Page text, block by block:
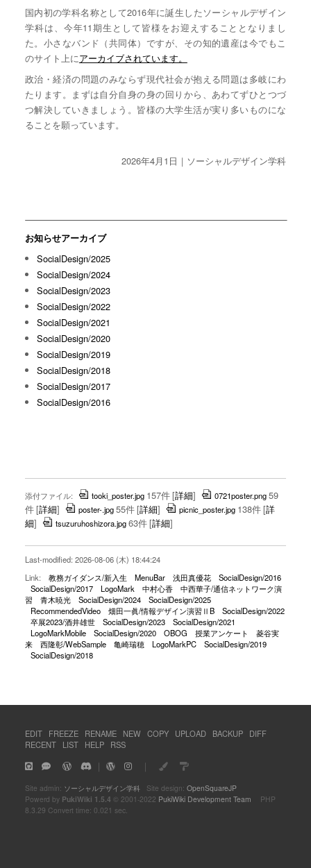
国内初の学科名称として2016年に誕生したソーシャルデザイン
学科は、今年11期生として皆様をお迎えすることとなりまし
た。小さなバンド（共同体）ですが、その知的遺産は今でもこ
のサイト上にアーカイブされています。
政治・経済の問題のみならず現代社会が抱える問題は多岐にわ
たります。まずは自分自身の身の回りから、あわてずひとつづ
つ解決していきましょう。皆様の大学生活が実り多いものにな
ることを願っています。
2026年4月1日｜ソーシャルデザイン学科
お知らせアーカイブ
SocialDesign/2025
SocialDesign/2024
SocialDesign/2023
SocialDesign/2022
SocialDesign/2021
SocialDesign/2020
SocialDesign/2019
SocialDesign/2018
SocialDesign/2017
SocialDesign/2016
添付ファイル: tooki_poster.jpg 157件[詳細] 0721poster.png59
件[詳細] poster-.jpg55件[詳細] picnic_poster.jpg 138件[詳
細] tsuzuruhoshizora.jpg63件[詳細]
Last-modified: 2026-08-06 (木) 18:44:24
Link:
教務ガイダンス/新入生 MenuBar 浅田真優花
SocialDesign/2016
SocialDesign/2017
LogoMark 中村心香
中西華子/通信ネットワーク演
習
青木暁光 SocialDesign/2024
SocialDesign/2025
RecommendedVideo
畑田一眞/情報デザイン演習ⅡB
SocialDesign/2022
卒展2023/酒井雄世
SocialDesign/2023
SocialDesign/2021
LogoMarkMobile
SocialDesign/2020 OBOG 授業アンケート
菱谷実
来
西隆彰/WebSample 亀崎瑞穂 LogoMarkPC
SocialDesign/2019
SocialDesign/2018
EDIT FREEZE RENAME NEW COPY UPLOAD BACKUP
DIFF
RECENT
LIST HELP RSS
｜ ｜
Site admin: ソーシャルデザイン学科Site design: OpenSquareJP
Powerd by PukiWiki 1.5.4 © 2001-2022 PukiWiki Development Team PHP
8.3.29 Convert time: 0.021 sec.